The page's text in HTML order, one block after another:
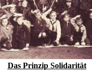
Das Prinzip Solidarität